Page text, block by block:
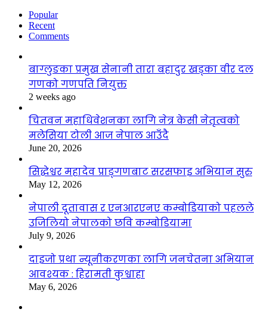
Popular
Recent
Comments
बाग्लुङका प्रमुख सेनानी तारा बहादुर खड्का वीर दल
गणको गणपति नियुक्त
2 weeks ago
चितवन महाधिवेशनका लागि नेत्र केसी नेतृत्वको
मलेसिया टोली आज नेपाल आउँदै
June 20, 2026
सिद्धेश्वर महादेव प्राङ्गणबाट सरसफाइ अभियान सुरु
May 12, 2026
नेपाली दूतावास र एनआरएनए कम्बोडियाको पहलले
उजिलियो नेपालको छवि कम्बोडियामा
July 9, 2026
दाइजो प्रथा न्यूनीकरणका लागि जनचेतना अभियान
आवश्यक : हिरामती कुश्वाहा
May 6, 2026